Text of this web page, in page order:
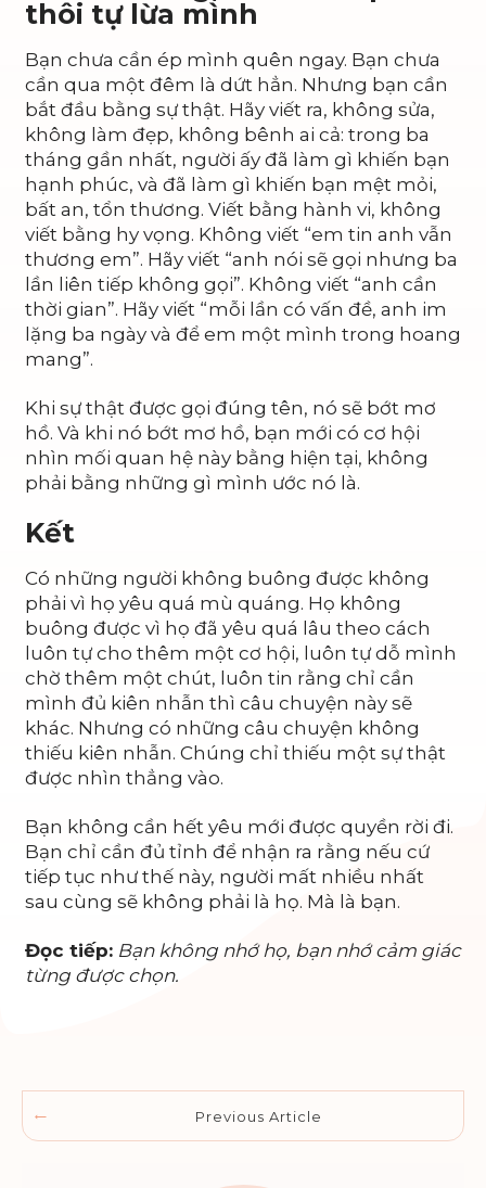
thôi tự lừa mình
Bạn chưa cần ép mình quên ngay. Bạn chưa
cần qua một đêm là dứt hẳn. Nhưng bạn cần
bắt đầu bằng sự thật. Hãy viết ra, không sửa,
không làm đẹp, không bênh ai cả: trong ba
tháng gần nhất, người ấy đã làm gì khiến bạn
hạnh phúc, và đã làm gì khiến bạn mệt mỏi,
bất an, tổn thương. Viết bằng hành vi, không
viết bằng hy vọng. Không viết “em tin anh vẫn
thương em”. Hãy viết “anh nói sẽ gọi nhưng ba
lần liên tiếp không gọi”. Không viết “anh cần
thời gian”. Hãy viết “mỗi lần có vấn đề, anh im
lặng ba ngày và để em một mình trong hoang
mang”.
Khi sự thật được gọi đúng tên, nó sẽ bớt mơ
hồ. Và khi nó bớt mơ hồ, bạn mới có cơ hội
nhìn mối quan hệ này bằng hiện tại, không
phải bằng những gì mình ước nó là.
Kết
Có những người không buông được không
phải vì họ yêu quá mù quáng. Họ không
buông được vì họ đã yêu quá lâu theo cách
luôn tự cho thêm một cơ hội, luôn tự dỗ mình
chờ thêm một chút, luôn tin rằng chỉ cần
mình đủ kiên nhẫn thì câu chuyện này sẽ
khác. Nhưng có những câu chuyện không
thiếu kiên nhẫn. Chúng chỉ thiếu một sự thật
được nhìn thẳng vào.
Bạn không cần hết yêu mới được quyền rời đi.
Bạn chỉ cần đủ tỉnh để nhận ra rằng nếu cứ
tiếp tục như thế này, người mất nhiều nhất
sau cùng sẽ không phải là họ. Mà là bạn.
Đọc tiếp: Bạn không nhớ họ, bạn nhớ cảm giác
từng được chọn.
Previous Article